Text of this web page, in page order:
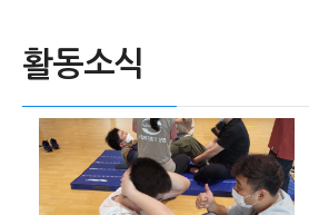
활동소식